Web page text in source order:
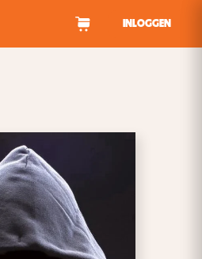
INLOGGEN